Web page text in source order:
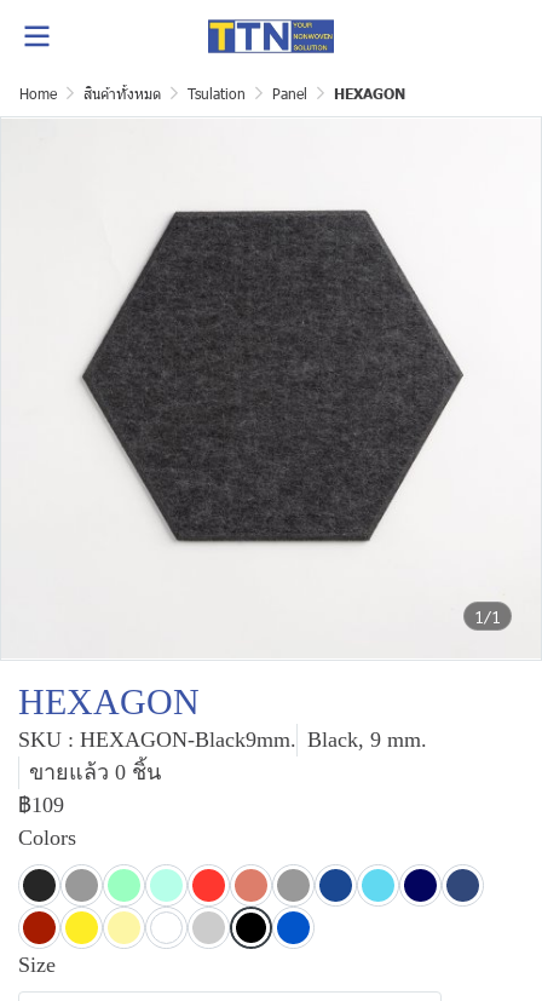
Home สินค้าทั้งหมด Tsulation Panel HEXAGON
1/1
HEXAGON
SKU : HEXAGON-Black9mm. Black, 9 mm.
ขายแล้ว 0 ชิ้น
฿109
Colors
Size